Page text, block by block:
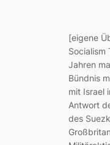
[eigene
Jahren
Bündnis
mit Israel
Antwort
des